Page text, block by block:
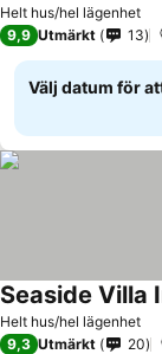
Helt hus/hel lägenhet
9,9 Utmärkt 13
Välj datum för
Helt hus/hel lägenhet
Seaside Villa
9,3 Utmärkt 20